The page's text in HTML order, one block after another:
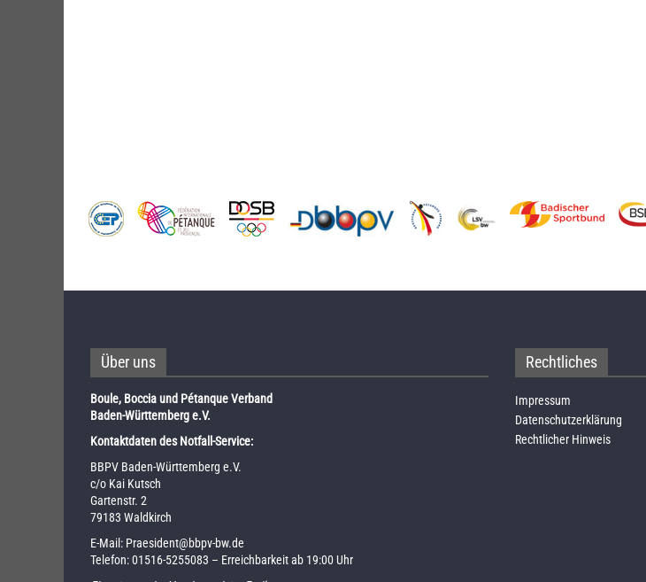
Über uns
Boule, Boccia und Pétanque Verband
Baden-Württemberg e.V.
Kontaktdaten des Notfall-Service:
BBPV Baden-Württemberg e.V.
c/o Kai Kutsch
Gartenstr. 2
79183 Waldkirch
E-Mail: Praesident@bbpv-bw.de
Telefon:01516-5255083 – Erreichbarkeit ab 19:00 Uhr
Rechtliches
Impressum
Datenschutzerklärung
Rechtlicher Hinweis